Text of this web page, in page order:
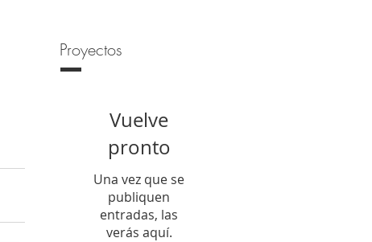
Proyectos
Vuelve
pronto
Una vez que se
publiquen
entradas, las
verás aquí.